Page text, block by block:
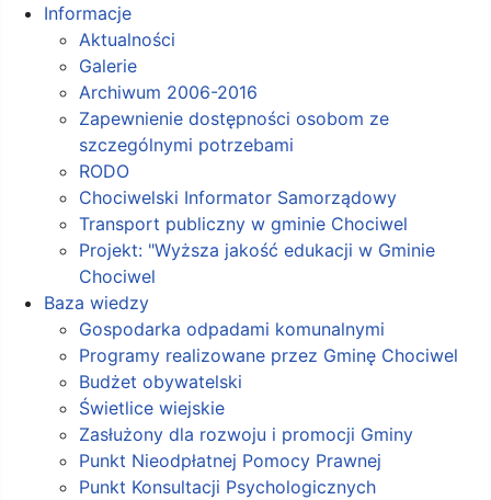
Informacje
Aktualności
Galerie
Archiwum 2006-2016
Zapewnienie dostępności osobom ze
szczególnymi potrzebami
RODO
Chociwelski Informator Samorządowy
Transport publiczny w gminie Chociwel
Projekt: "Wyższa jakość edukacji w Gminie
Chociwel
Baza wiedzy
Gospodarka odpadami komunalnymi
Programy realizowane przez Gminę Chociwel
Budżet obywatelski
Świetlice wiejskie
Zasłużony dla rozwoju i promocji Gminy
Punkt Nieodpłatnej Pomocy Prawnej
Punkt Konsultacji Psychologicznych